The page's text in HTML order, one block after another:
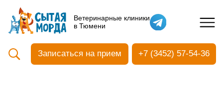
Ветеринарные клиники
в Тюмени
Кастрация собак
Вакцинация
Ультразвуковая чистка зубов
Общий анализ крови